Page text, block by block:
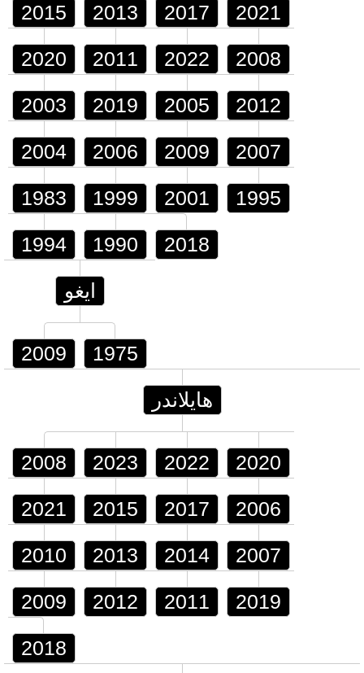
2015 2013 2017 2021
2020 2011 2022 2008
2003 2019 2005 2012
2004 2006 2009 2007
1983 1999 2001 1995
1994 1990 2018
ايغو
2009 1975
هايلاندر
2008 2023 2022 2020
2021 2015 2017 2006
2010 2013 2014 2007
2009 2012 2011 2019
2018